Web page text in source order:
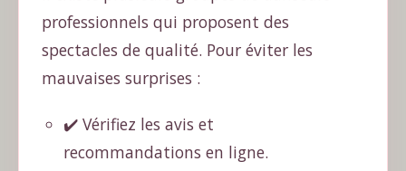
professionnels qui proposent des
spectacles de qualité. Pour éviter les
mauvaises surprises :
✔️ Vérifiez les avis et
recommandations en ligne.